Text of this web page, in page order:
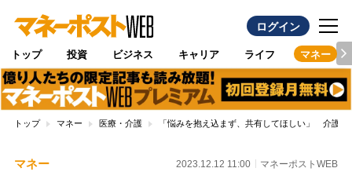
ログイン
トップ 投資 ビジネス キャリア ライフ マネー
トップ マネー 医療・介護 「悩みを抱え込まず、共有してほしい」 介護
マネー 2023.12.12 11:00 マネーポストWEB